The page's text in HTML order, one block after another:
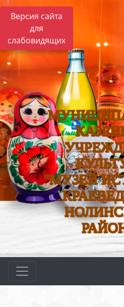
Версия сайта
для
слабовидящих
"МУЗЕЙ